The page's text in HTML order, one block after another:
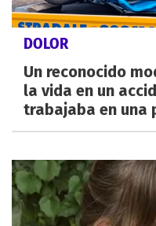
DOLOR
Un reconocido
la vida en un
trabajaba en una